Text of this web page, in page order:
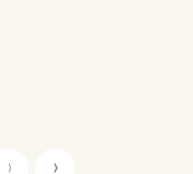
〉 》